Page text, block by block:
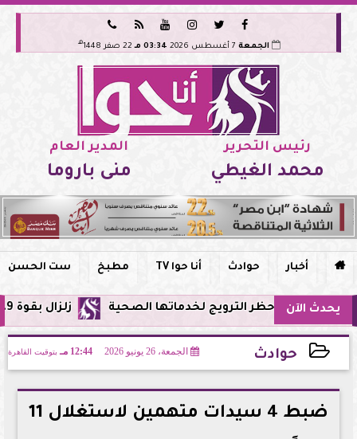






الجمعة 03:34 مـ 22 صفر 1448 هـ
رئيس التحرير
محمد الغيطي
المدير العام
منى باروما
 أخبار حوادث أنا حوا TV مطبخ ست الحسن
يحدث الآن زلزال بقوة 5.9 ريختر يشعر به سكان القاهرة وعدة محافظات.. مركزه شرق البحر المتوسط وحظر الترويج لخدماتها الصحية
حوادث الجمعة، 26 يونيو 2026 12:44 مـ بتوقيت القاهرة
2026-06-26 12:44:57
ضبط 4 سيدات متهمين لاستغلال 11